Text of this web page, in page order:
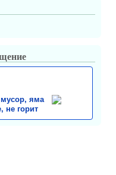
яма
не горит